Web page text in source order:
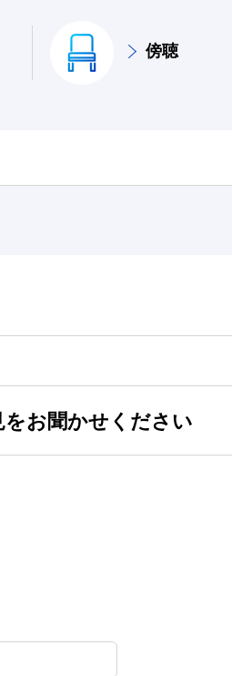
傍聴
お聞かせください